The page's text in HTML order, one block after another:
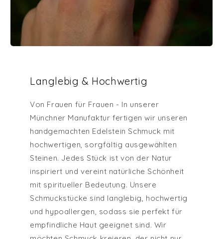
Langlebig & Hochwertig
Von Frauen für Frauen - In unserer
Münchner Manufaktur fertigen wir unseren
handgemachten Edelstein Schmuck mit
hochwertigen, sorgfältig ausgewählten
Steinen. Jedes Stück ist von der Natur
inspiriert und vereint natürliche Schönheit
mit spiritueller Bedeutung. Unsere
Schmuckstücke sind langlebig, hochwertig
und hypoallergen, sodass sie perfekt für
empfindliche Haut geeignet sind. Wir